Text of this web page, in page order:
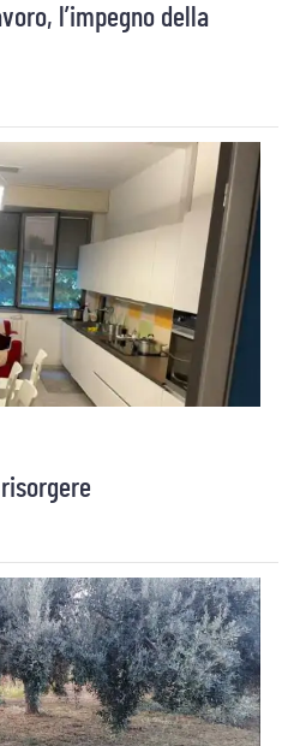
l’impegno della